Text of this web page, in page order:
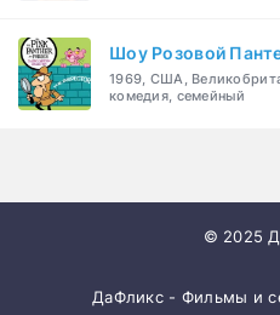
Шоу Розовой
1969, США,
комедия, семейный
© 2025
ДаФликс - Фильмы и